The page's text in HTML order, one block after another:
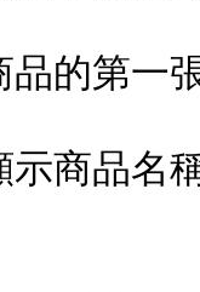
的第一
品名稱